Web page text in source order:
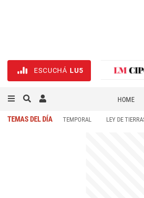
ESCUCHÁ LU5
HOME
TEMAS DEL DÍA TEMPORAL LEY DE